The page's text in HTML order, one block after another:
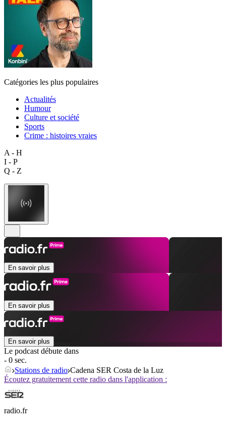
Catégories les plus populaires
Actualités
Humour
Culture et société
Sports
Crime : histoires vraies
A - H
I - P
Q - Z
En savoir plus
En savoir plus
En savoir plus
Le podcast débute dans
- 0 sec.
Stations de radio Cadena SER Costa de la Luz
Écoutez gratuitement cette radio dans l'application :
radio.fr